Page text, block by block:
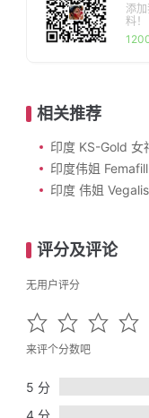
添
料！
相关推荐
印度 KS-Gold 女
印度伟姐
印度 伟姐 Vegalis-
评分及评论
无用户评分
来评个分数吧
5 分
4 分